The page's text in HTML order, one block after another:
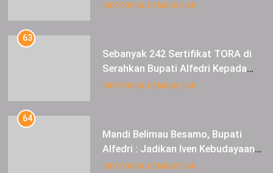
Meningkat
INFOTORIAL PEMKAB SIAK
63
Sebanyak 242 Sertifikat TORA di
Serahkan Bupati Alfedri Kepada
Masyarakat Kerinci Kiri
INFOTORIAL PEMKAB SIAK
64
Mandi Belimau Besamo, Bupati
Alfedri : Jadikan Iven Kebudayaan
tahunan di Kabupaten Siak
INFOTORIAL PEMKAB SIAK